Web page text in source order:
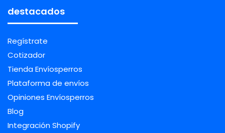
destacados
Regístrate
Cotizador
Tienda Envíosperros
Plataforma de envíos
Opiniones Envíosperros
Blog
Integración Shopify